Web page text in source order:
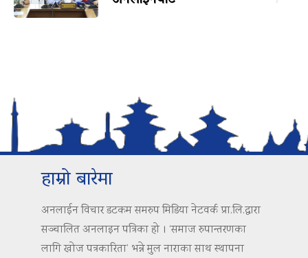
हाम्रो बारेमा
अनलाईन विचार डटकम समरुप मिडिया नेटवर्क प्रा.लि.द्वारा
सञ्चालित अनलाइन पत्रिका हो । ‘समाज रुपान्तरणका
लागि खोज पत्रकारिता’ भन्ने मुल नाराका साथ स्थापना